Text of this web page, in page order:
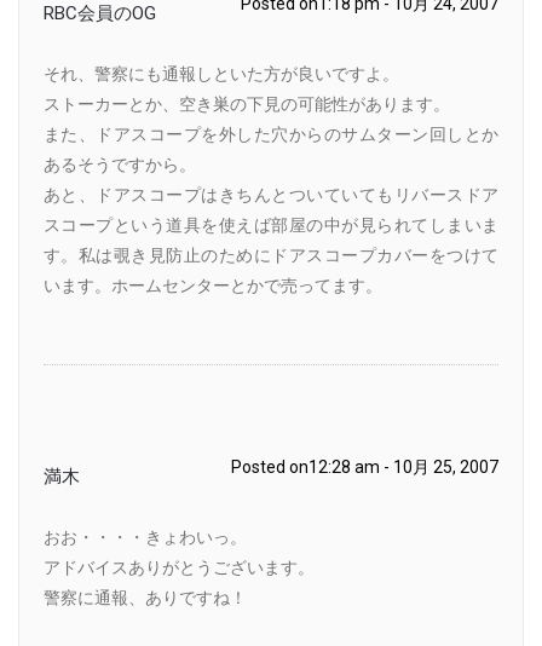
RBC会員のOG
それ、警察にも通報しといた方が良いですよ。
ストーカーとか、空き巣の下見の可能性があります。
また、ドアスコープを外した穴からのサムターン回しとか
あるそうですから。
あと、ドアスコープはきちんとついていてもリバースドア
スコープという道具を使えば部屋の中が見られてしまいま
す。私は覗き見防止のためにドアスコープカバーをつけて
います。ホームセンターとかで売ってます。
満木 Posted on12:28 am - 10月 25, 2007
おお・・・・きょわいっ。
アドバイスありがとうございます。
警察に通報、ありですね！